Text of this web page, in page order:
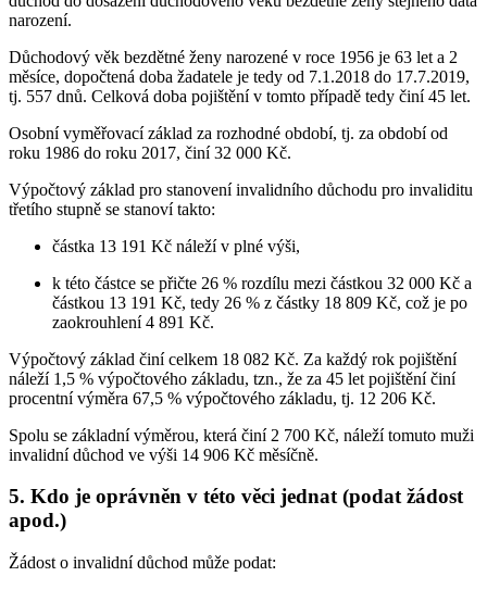
narození.
Důchodový věk bezdětné ženy narozené v roce 1956 je 63 let a 2
měsíce, dopočtená doba žadatele je tedy od 7.1.2018 do 17.7.2019,
tj. 557 dnů. Celková doba pojištění v tomto případě tedy činí 45 let.
Osobní vyměřovací základ za rozhodné období, tj. za období od
roku 1986 do roku 2017, činí 32 000 Kč.
Výpočtový základ pro stanovení invalidního důchodu pro invaliditu
třetího stupně se stanoví takto:
částka 13 191 Kč náleží v plné výši,
k této částce se přičte 26 % rozdílu mezi částkou 32 000 Kč a
částkou 13 191 Kč, tedy 26 % z částky 18 809 Kč, což je po
zaokrouhlení 4 891 Kč.
Výpočtový základ činí celkem 18 082 Kč. Za každý rok pojištění
náleží 1,5 % výpočtového základu, tzn., že za 45 let pojištění činí
procentní výměra 67,5 % výpočtového základu, tj. 12 206 Kč.
Spolu se základní výměrou, která činí 2 700 Kč, náleží tomuto muži
invalidní důchod ve výši 14 906 Kč měsíčně.
5. Kdo je oprávněn v této věci jednat (podat žádost
apod.)
Žádost o invalidní důchod může podat: